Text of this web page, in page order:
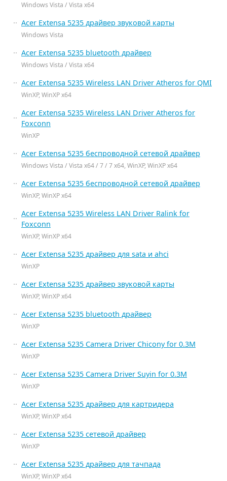
Windows Vista / Vista x64
Acer Extensa 5235 драйвер звуковой карты
Windows Vista
Acer Extensa 5235 bluetooth драйвер
Windows Vista / Vista x64
Acer Extensa 5235 Wireless LAN Driver Atheros for QMI
WinXP, WinXP x64
Acer Extensa 5235 Wireless LAN Driver Atheros for
Foxconn
WinXP
Acer Extensa 5235 беспроводной сетевой драйвер
Windows Vista / Vista x64 / 7 / 7 x64, WinXP, WinXP x64
Acer Extensa 5235 беспроводной сетевой драйвер
WinXP, WinXP x64
Acer Extensa 5235 Wireless LAN Driver Ralink for
Foxconn
WinXP, WinXP x64
Acer Extensa 5235 драйвер для sata и ahci
WinXP
Acer Extensa 5235 драйвер звуковой карты
WinXP, WinXP x64
Acer Extensa 5235 bluetooth драйвер
WinXP
Acer Extensa 5235 Camera Driver Chicony for 0.3M
WinXP
Acer Extensa 5235 Camera Driver Suyin for 0.3M
WinXP
Acer Extensa 5235 драйвер для картридера
WinXP, WinXP x64
Acer Extensa 5235 сетевой драйвер
WinXP
Acer Extensa 5235 драйвер для тачпада
WinXP, WinXP x64